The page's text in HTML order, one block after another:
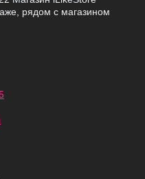
рядом с магазином